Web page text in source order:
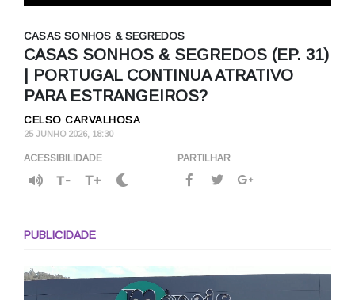
CASAS SONHOS & SEGREDOS
CASAS SONHOS & SEGREDOS (EP. 31)
| PORTUGAL CONTINUA ATRATIVO
PARA ESTRANGEIROS?
CELSO CARVALHOSA
25 JUNHO 2026, 18:30
ACESSIBILIDADE
T- T+
PARTILHAR
PUBLICIDADE